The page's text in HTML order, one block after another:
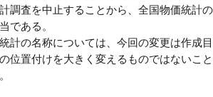
調査を中止することから、全国物価統計
である。
計の名称については、今回の変更は作成
位置付けを大きく変えるものではないこ